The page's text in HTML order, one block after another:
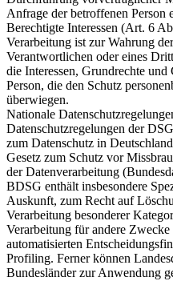
Anfrage der betroffenen Person
Berechtigte Interessen (Art. 6
Verarbeitung ist zur Wahrung
Verantwortlichen oder eines
die Interessen, Grundrechte
Person, die den Schutz
überwiegen.
Nationale
Datenschutzregelungen der
zum Datenschutz in
Gesetz zum Schutz vor
der Datenverarbeitung
BDSG enthält insbesondere
Auskunft, zum Recht auf
Verarbeitung besonderer
Verarbeitung für andere
automatisierten
Profiling. Ferner können
Bundesländer zur Anwendung